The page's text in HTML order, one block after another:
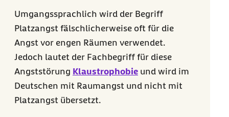
Umgangssprachlich wird der Begriff
Platzangst fälschlicherweise oft für die
Angst vor engen Räumen verwendet.
Jedoch lautet der Fachbegriff für diese
Angststörung Klaustrophobieund wird im
Deutschen mit Raumangst und nicht mit
Platzangst übersetzt.